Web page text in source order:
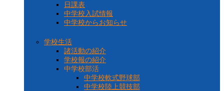
日課表
中学校入試情報
中学校からお知らせ
学校生活
諸活動の紹介
学校報の紹介
中学校部活
中学校軟式野球部
中学校陸上競技部